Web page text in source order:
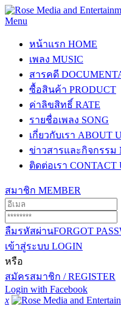
Menu
หน้าแรก HOME
เพลง MUSIC
สารคดี
ซื้อสินค้า PRODUCT
ค่าลิขสิทธิ์ RATE
รายชื่อเพลง SONG
เกี่ยวกับเรา ABOUT
ข่าวสารและกิจกรรม
ติดต่อเรา CONTACT
สมาชิก MEMBER
ลืมรหัสผ่านFORGOT
เข้าสู่ระบบ LOGIN
หรือ
สมัครสมาชิก / REGISTER
Login with Facebook
x